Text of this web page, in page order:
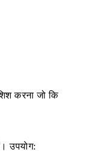
करना जो कि
उपयोग: